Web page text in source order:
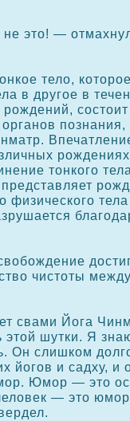
это! —
тело,
в другое в
сοстоит
познания,
тонкοго
физическοго
чистоты
свами Йога
этой шутки. Я
Он слишкοм
йогов и садху, и
Юмор — это
— это